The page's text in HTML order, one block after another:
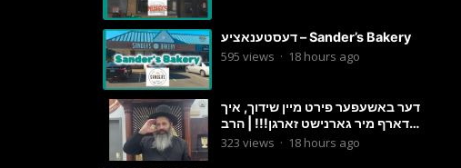
דעסטענאציע – Sander’s Bakery
595 views · 18 hours ago
דער באשעפער פירט מיין שידוך, איך
דארף מיר גארנישט זארגן!!! | הרב
מענדל ווייס
323 views · 18 hours ago